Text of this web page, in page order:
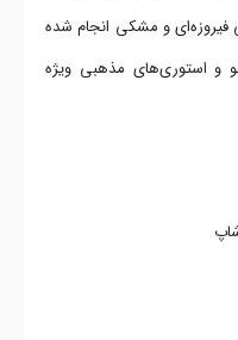
و مشکی انجام شده
و استوری‌های مذهبی ویژه